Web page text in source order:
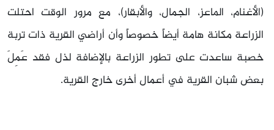
(الأغنام، الماعز، الجمال، والأبقار)، مع مرور الوقت احتلت
الزراعة مكانة هامة أيضاً خصوصاً وأن أراضي القرية ذات تربة
خصبة ساعدت على تطور الزراعة بالإضافة لذل فقد عَمِلَ
بعض شبان القرية في أعمال أخرى خارج القرية.